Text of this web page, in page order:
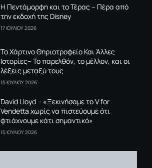
Η Πεντάμορφη και το Τέρας – Πέρα από
την εκδοχή της Disney
17 ΙΟΥΛΙΟΥ 2026
To Xάρτινο Θηριοτροφείο Και Άλλες
Ιστορίες– Το παρελθόν, το μέλλον, και οι
λέξεις μεταξύ τους
15 ΙΟΥΛΙΟΥ 2026
David Lloyd – «Ξεκινήσαμε το V for
Vendetta χωρίς να πιστεύουμε ότι
φτιάχνουμε κάτι σημαντικό»
15 ΙΟΥΛΙΟΥ 2026